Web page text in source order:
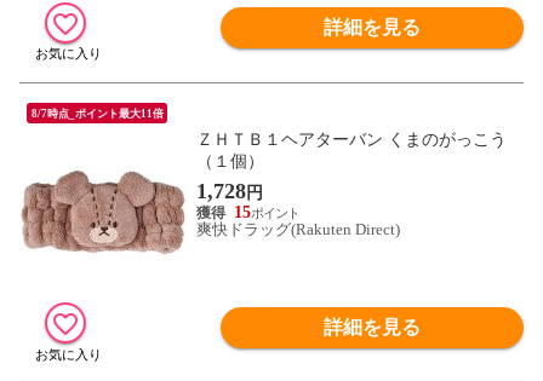
詳細を見る
8/7時点_ポイント最大11倍
ＺＨＴＢ１ヘアターバン くまのがっこう
（１個）
1,728円
15
爽快ドラッグ(Rakuten Direct)
詳細を見る